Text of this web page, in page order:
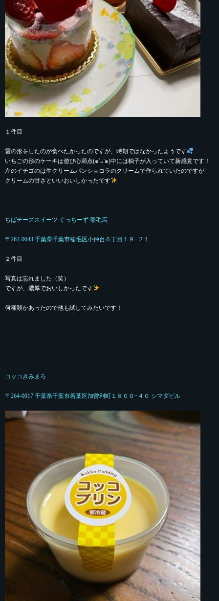
１件目
雲の形をしたのが食べたかったのですが、時期ではなかったようです
いちごの形のケーキは遊び心満点(๑′ᴗ‵๑)中には柚子が入っていて新感覚です！
左のイチゴのは生クリームパンショコラのクリームで作られていたのですが
クリームの甘さといいおいしかったです
ちばチーズスイーツ ぐっちーず 稲毛店
〒263-0043 千葉県千葉市稲毛区小仲台６丁目１９−２１
２件目
写真は忘れました（笑）
ですが、濃厚でおいしかったです
何種類かあったので他も試してみたいです！
コッコきみまろ
〒264-0017 千葉県千葉市若葉区加曽利町１８００−４０ シマダビル